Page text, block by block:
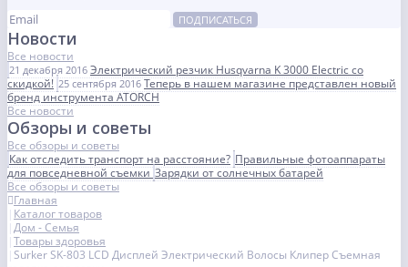
ПОДПИСАТЬСЯ
Новости
Все новости
21 декабря 2016 Электрический резчик Husqvarna K 3000 Electric со
скидкой! 25 сентября 2016 Теперь в нашем магазине представлен новый
бренд инструмента ATORCH
Все новости
Обзоры и советы
Все обзоры и советы
Как отследить транспорт на расстояние? Правильные фотоаппараты
для повседневной съемкиЗарядки от солнечных батарей
Все обзоры и советы
Главная
Каталог товаров
Дом - Семья
Товары здоровья
Surker SK-803 LCD Дисплей Электрический Волосы Клипер Съемная